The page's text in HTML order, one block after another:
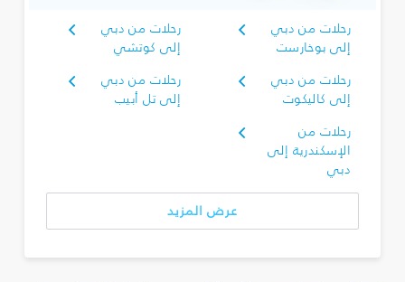
رحلات من دبي
إلى بوخارست
رحلات من دبي
إلى كوتشي
رحلات من دبي
إلى كاليكوت
رحلات من دبي
إلى تل أبيب
رحلات من
الإسكندرية إلى
دبي
عرض المزيد